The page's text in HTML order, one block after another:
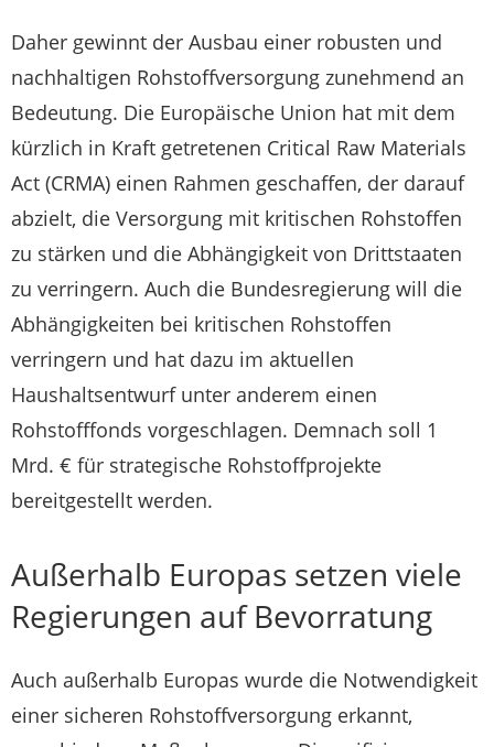
Daher gewinnt der Ausbau einer robusten und
nachhaltigen Rohstoffversorgung zunehmend an
Bedeutung. Die Europäische Union hat mit dem
kürzlich in Kraft getretenen Critical Raw Materials
Act (CRMA) einen Rahmen geschaffen, der darauf
abzielt, die Versorgung mit kritischen Rohstoffen
zu stärken und die Abhängigkeit von Drittstaaten
zu verringern. Auch die Bundesregierung will die
Abhängigkeiten bei kritischen Rohstoffen
verringern und hat dazu im aktuellen
Haushaltsentwurf unter anderem einen
Rohstofffonds vorgeschlagen. Demnach soll 1
Mrd. € für strategische Rohstoffprojekte
bereitgestellt werden.
Außerhalb Europas setzen viele
Regierungen auf Bevorratung
Auch außerhalb Europas wurde die Notwendigkeit
einer sicheren Rohstoffversorgung erkannt,